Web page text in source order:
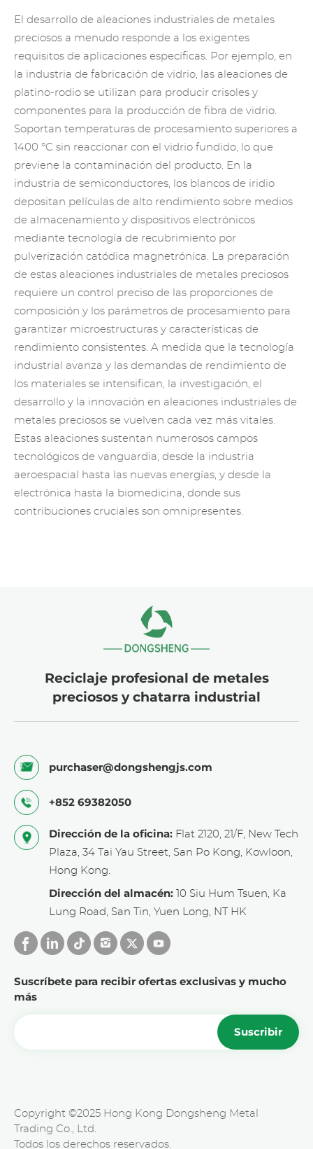
El desarrollo de aleaciones industriales de metales
preciosos a menudo responde a los exigentes
requisitos de aplicaciones específicas. Por ejemplo, en
la industria de fabricación de vidrio,
las aleaciones de
platino-rodio se utilizan para producir crisoles y
componentes para la producción de fibra de vidrio.
Soportan temperaturas de procesamiento superiores a
1400 °C sin reaccionar con el vidrio fundido, lo que
previene la contaminación del producto. En la
industria de semiconductores, los blancos de iridio
depositan películas de alto rendimiento sobre medios
de almacenamiento y dispositivos electrónicos
mediante tecnología de recubrimiento por
pulverización catódica magnetrónica. La preparación
de estas aleaciones industriales de metales preciosos
requiere un control preciso de las proporciones de
composición y los parámetros de procesamiento para
garantizar microestructuras y características de
rendimiento consistentes. A medida que la tecnología
industrial avanza y las demandas de rendimiento de
los materiales se intensifican, la investigación, el
desarrollo y la innovación en aleaciones industriales de
metales preciosos se vuelven cada vez más vitales.
Estas aleaciones sustentan numerosos campos
tecnológicos de vanguardia, desde la industria
aeroespacial hasta las nuevas energías, y desde la
electrónica hasta la biomedicina, donde sus
contribuciones cruciales son omnipresentes.
Reciclaje profesional de metales
preciosos y chatarra industrial
purchaser@dongshengjs.com
+852 69382050
Dirección de la oficina: Flat 2120, 21/F, New Tech
Plaza, 34 Tai Yau Street, San Po Kong, Kowloon,
Hong Kong.
Dirección del almacén: 10 Siu Hum Tsuen, Ka
Lung Road, San Tin, Yuen Long, NT HK
Suscríbete para recibir ofertas exclusivas y mucho
más
Suscribir
Copyright ©2025 Hong Kong Dongsheng Metal
Trading Co., Ltd.
Todos los derechos reservados.